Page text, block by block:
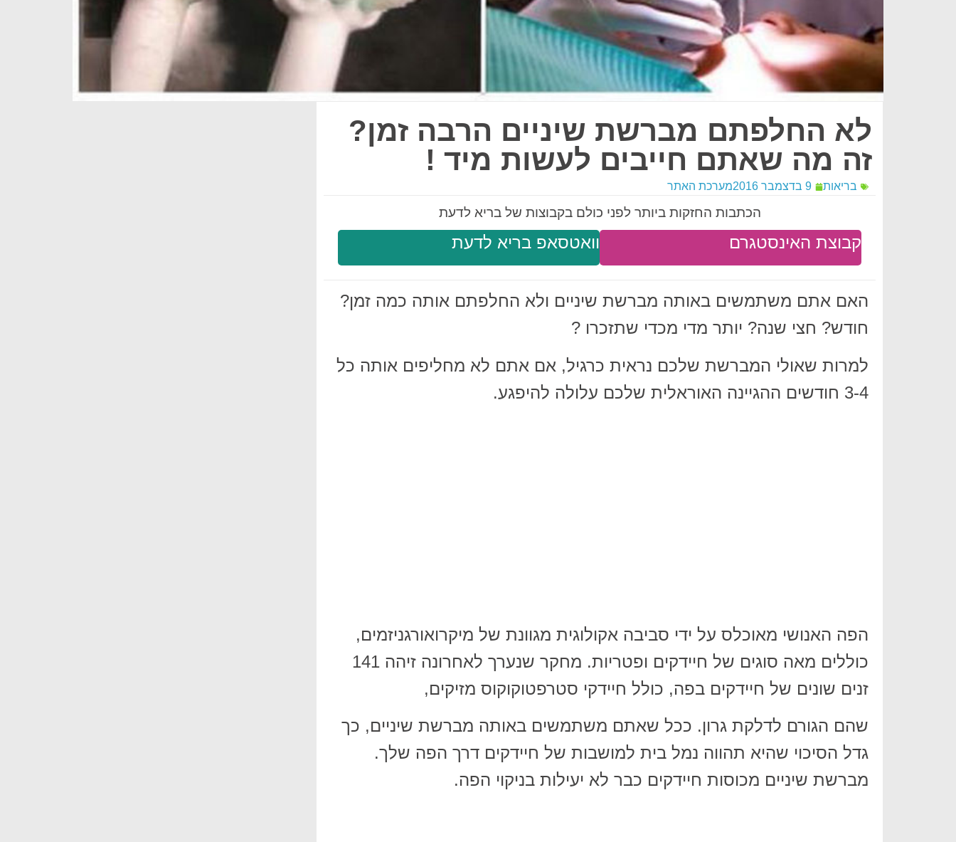
לא החלפתם מברשת שיניים הרבה זמן?
זה מה שאתם חייבים לעשות מיד !
בריאות 9 בדצמבר 2016 מערכת האתר
הכתבות החזקות ביותר לפני כולם בקבוצות של בריא לדעת
וואטסאפ בריא לדעת קבוצת האינסטגרם
האם אתם משתמשים באותה מברשת שיניים ולא החלפתם אותה כמה זמן?
חודש? חצי שנה? יותר מדי מכדי שתזכרו ?
למרות שאולי המברשת שלכם נראית כרגיל, אם אתם לא מחליפים אותה כל
3-4 חודשים ההגיינה האוראלית שלכם עלולה להיפגע.
הפה האנושי מאוכלס על ידי סביבה אקולוגית מגוונת של מיקרואורגניזמים,
כוללים מאה סוגים של חיידקים ופטריות. מחקר שנערך לאחרונה זיהה 141
זנים שונים של חיידקים בפה, כולל חיידקי סטרפטוקוקוס מזיקים,
שהם הגורם לדלקת גרון. ככל שאתם משתמשים באותה מברשת שיניים, כך
גדל הסיכוי שהיא תהווה נמל בית למושבות של חיידקים דרך הפה שלך.
מברשת שיניים מכוסות חיידקים כבר לא יעילות בניקוי הפה.